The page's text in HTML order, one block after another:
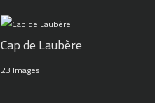
Cap de Laubère
23 Images